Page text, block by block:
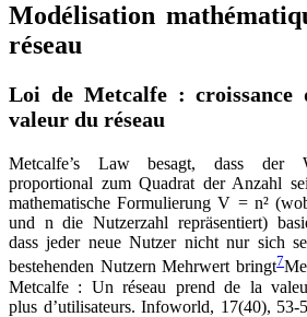
Modélisation
réseau
Loi de Metcalfe : croissance
valeur du réseau
Metcalfe’s Law besagt, dass der
proportional zum Quadrat der Anzahl
mathematische Formulierung V = n²
und n die Nutzerzahl repräsentiert)
dass jeder neue Nutzer nicht nur sich
bestehenden Nutzern Mehrwert bringt7
Metcalfe : Un réseau prend de la
plus d’utilisateurs. Infoworld, 17(40), 53-